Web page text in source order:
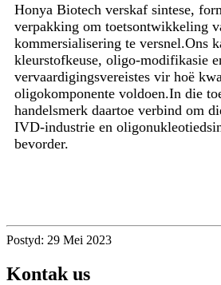
Honya Biotech verskaf sintese,
verpakking om toetsontwikkeling
kommersialisering te versnel.Ons
kleurstofkeuse, oligo-modifikasie
vervaardigingsvereistes vir hoë
oligokomponente voldoen.In die
handelsmerk daartoe verbind om
IVD-industrie en
bevorder.
Postyd: 29 Mei 2023
Kontak us